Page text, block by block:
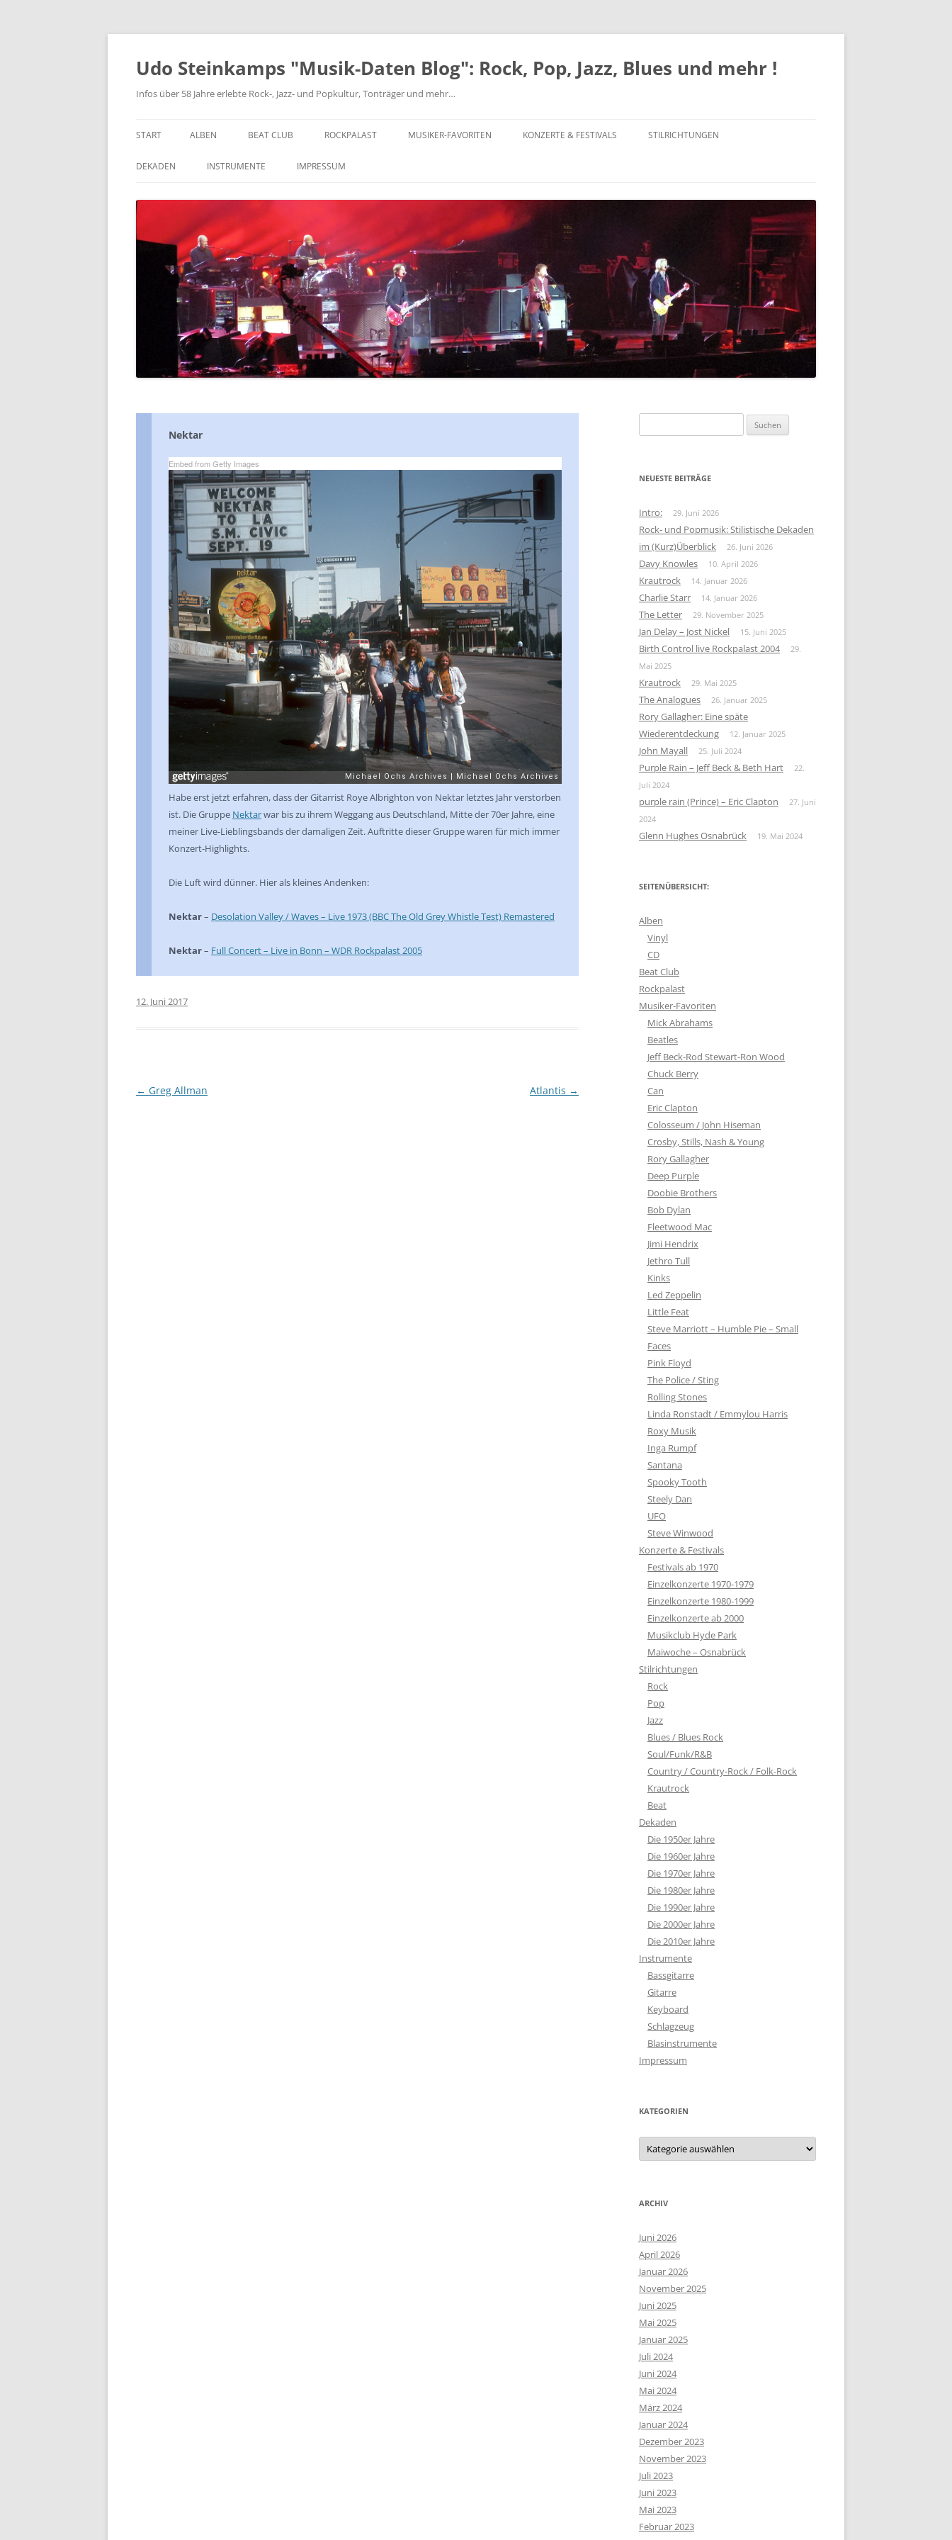
Zum
springen
Udo Steinkamps "Musik-Daten Blog": Rock, Pop, Jazz, Blues und mehr !
Infos über 58 Jahre erlebte Rock-, Jazz- und Popkultur, Tonträger und mehr…
START ALBEN
VINYL
BEAT CLUB ROCKPALAST MUSIKER-FAVORITEN
JEFF BECK-ROD STEWART-RON
WOOD
CHUCK BERRY
CAN
ERIC CLAPTON
COLOSSEUM / JOHN HISEMAN
RORY GALLAGHER
DOOBIE BROTHERS
BOB DYLAN
FLEETWOOD MAC
JIMI HENDRIX
JETHRO TULL
KINKS
LED ZEPPELIN
LITTLE FEAT
STEVE MARRIOTT – HUMBLE PIE –
SMALL FACES
PINK FLOYD
THE POLICE / STING
ROLLING STONES
LINDA RONSTADT / EMMYLOU
INGA RUMPF
KONZERTE & FESTIVALS
EINZELKONZERTE 1980-1999
MUSIKCLUB HYDE PARK
MAIWOCHE – OSNABRÜCK
STILRICHTUNGEN
SOUL/FUNK/R&B
COUNTRY / COUNTRY-ROCK /
FOLK-ROCK
KRAUTROCK
DEKADEN
DIE 1960ER JAHRE
DIE 1970ER JAHRE
DIE 1980ER JAHRE
DIE 2000ER JAHRE
DIE 2010ER JAHRE
INSTRUMENTE
GITARRE
KEYBOARD
SCHLAGZEUG
BLASINSTRUMENTE
IMPRESSUM
Nektar
Embed from Getty Images
Habe erst jetzt erfahren, dass der Gitarrist Roye Albrighton von Nektar letztes Jahr verstorben
ist. Die Gruppe Nektarwar bis zu ihrem Weggang aus Deutschland, Mitte der 70er Jahre, eine
meiner Live-Lieblingsbands der damaligen Zeit. Auftritte dieser Gruppe waren für mich immer
Konzert-Highlights.
Die Luft wird dünner. Hier als kleines Andenken:
Nektar– Desolation Valley / Waves – Live 1973 (BBC The Old Grey Whistle Test) Remastered
Nektar– Full Concert – Live in Bonn – WDR Rockpalast 2005
12. Juni 2017
Beitragsnavigation
← Greg Allman Atlantis →
nach:
NEUESTE BEITRÄGE
Intro: 29. Juni 2026
Rock- und Popmusik: Stilistische Dekaden
im (Kurz)Überblick
26. Juni 2026
Davy Knowles 10. April 2026
Krautrock 14. Januar 2026
Charlie Starr 14. Januar 2026
The Letter 29. November 2025
Jan Delay – Jost Nickel 15. Juni 2025
Birth Control live Rockpalast 2004
29.
Mai 2025
Krautrock 29. Mai 2025
The Analogues 26. Januar 2025
Rory Gallagher: Eine späte
Wiederentdeckung
12. Januar 2025
John Mayall 25. Juli 2024
Purple Rain – Jeff Beck & Beth Hart
22.
Juli 2024
purple rain (Prince) – Eric Clapton
27. Juni
2024
Glenn Hughes Osnabrück 19. Mai 2024
SEITENÜBERSICHT:
Alben
Vinyl
CD
Beat Club
Rockpalast
Musiker-Favoriten
Mick Abrahams
Beatles
Jeff Beck-Rod Stewart-Ron Wood
Chuck Berry
Can
Eric Clapton
Colosseum / John Hiseman
Crosby, Stills, Nash & Young
Rory Gallagher
Deep Purple
Doobie Brothers
Bob Dylan
Fleetwood Mac
Jimi Hendrix
Jethro Tull
Kinks
Led Zeppelin
Little Feat
Steve Marriott – Humble Pie – Small
Faces
Pink Floyd
The Police / Sting
Rolling Stones
Linda Ronstadt / Emmylou Harris
Roxy Musik
Inga Rumpf
Santana
Spooky Tooth
Steely Dan
UFO
Steve Winwood
Konzerte & Festivals
Festivals ab 1970
Einzelkonzerte 1970-1979
Einzelkonzerte 1980-1999
Einzelkonzerte ab 2000
Musikclub Hyde Park
Maiwoche – Osnabrück
Stilrichtungen
Rock
Pop
Jazz
Blues / Blues Rock
Soul/Funk/R&B
Country / Country-Rock / Folk-Rock
Krautrock
Beat
Dekaden
Die 1950er Jahre
Die 1960er Jahre
Die 1970er Jahre
Die 1980er Jahre
Die 1990er Jahre
Die 2000er Jahre
Die 2010er Jahre
Instrumente
Bassgitarre
Gitarre
Keyboard
Schlagzeug
Blasinstrumente
Impressum
KATEGORIEN
Kategorien
ARCHIV
Juni 2026
April 2026
Januar 2026
November 2025
Juni 2025
Mai 2025
Januar 2025
Juli 2024
Juni 2024
Mai 2024
März 2024
Januar 2024
Dezember 2023
November 2023
Juli 2023
Juni 2023
Mai 2023
Februar 2023